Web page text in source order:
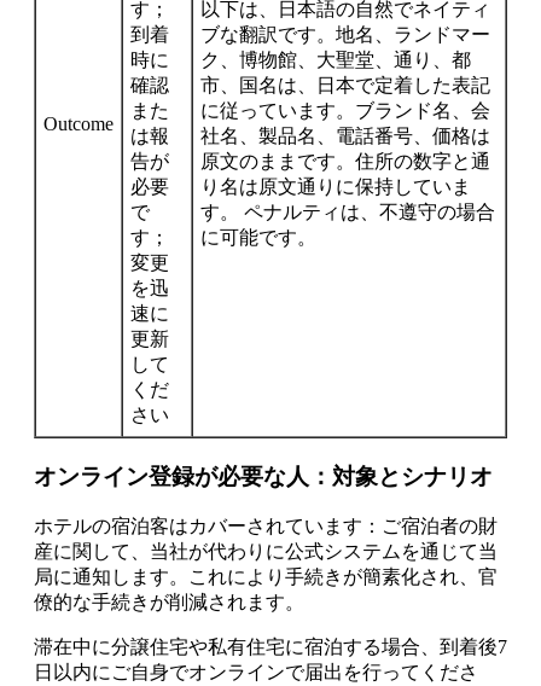
Outcome
す；
到着
時に
確認
また
は報
告が
必要
で
す；
変更
を迅
速に
更新
して
くだ
さい
以下は、日本語の自然でネイティ
ブな翻訳です。地名、ランドマー
ク、博物館、大聖堂、通り、都
市、国名は、日本で定着した表記
に従っています。ブランド名、会
社名、製品名、電話番号、価格は
原文のままです。住所の数字と通
り名は原文通りに保持していま
す。 ペナルティは、不遵守の場合
に可能です。
オンライン登録が必要な人：対象とシナリオ
ホテルの宿泊客はカバーされています：ご宿泊者の財
産に関して、当社が代わりに公式システムを通じて当
局に通知します。これにより手続きが簡素化され、官
僚的な手続きが削減されます。
滞在中に分譲住宅や私有住宅に宿泊する場合、到着後7
日以内にご自身でオンラインで届出を行ってくださ